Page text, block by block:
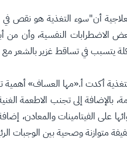
أن"سوء التغذية هو نقص في
النفسية، وأن من
يتسبب في تساقط غزير بالشعر
بالإضافة إلى تجنب الاطعمة
على الفيتامينات
متوازنة وصحية بين الوجبات